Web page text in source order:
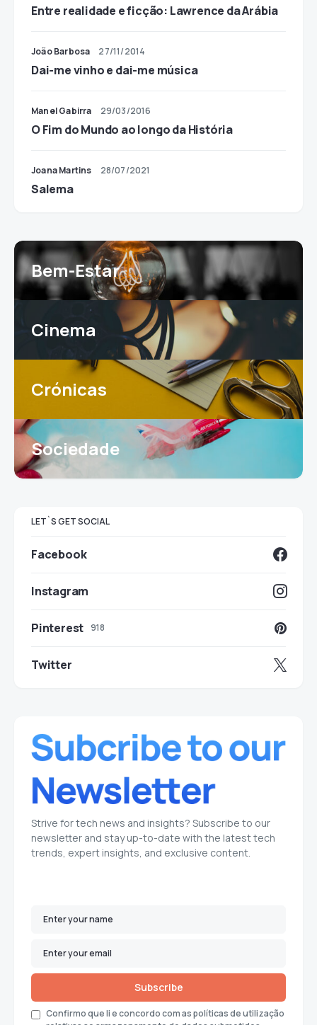
Entre realidade e ficção: Lawrence da Arábia
João Barbosa 27/11/2014
Dai-me vinho e dai-me música
Manel Gabirra 29/03/2016
O Fim do Mundo ao longo da História
Joana Martins 28/07/2021
Salema
Bem-Estar
Cinema
Crónicas
Sociedade
LET`S GET SOCIAL
Facebook
Instagram
Pinterest 918
Twitter
Strive for tech news and insights? Subscribe to our
newsletter and stay up-to-date with the latest tech
trends, expert insights, and exclusive content.
Subscribe
Confirmo que li e concordo com as políticas de utilização